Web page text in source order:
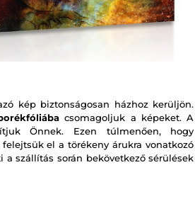
kép biztonságosan házhoz kerüljön.
csomagoljuk a képeket. A
Önnek. Ezen túlmenően, hogy
el a törékeny árukra vonatkozó
szállítás során bekövetkező sérülések